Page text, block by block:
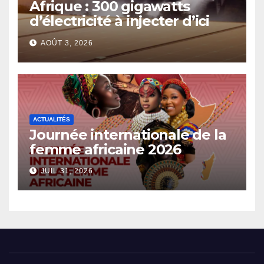
Afrique : 300 gigawatts
d’électricité à injecter d’ici
2030
AOÛT 3, 2026
ACTUALITÉS
Journée internationale de la
femme africaine 2026
JUIL 31, 2026